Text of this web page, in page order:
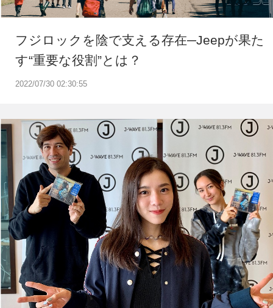
2022/07/30 02:30:55
フジロックを陰で支える存在─Jeepが果た
す“重要な役割”とは？